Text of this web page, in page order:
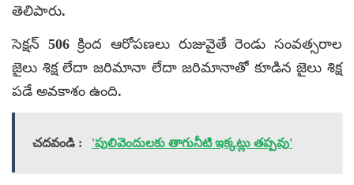
తెలిపారు.
సెక్షన్ 506 క్రింద ఆరోపణలు రుజువైతే రెండు సంవత్సరాల
జైలు శిక్ష లేదా జరిమానా లేదా జరిమానాతో కూడిన జైలు శిక్ష
పడే అవకాశం ఉంది.
చదవండి : 'పులివెందులకు తాగునీటి ఇక్కట్లు తప్పవు'